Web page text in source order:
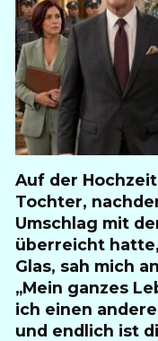
Auf der
Tochter,
Umschlag mit
überreicht
Glas, sah mich
„Mein ganzes
ich einen
und endlich ist